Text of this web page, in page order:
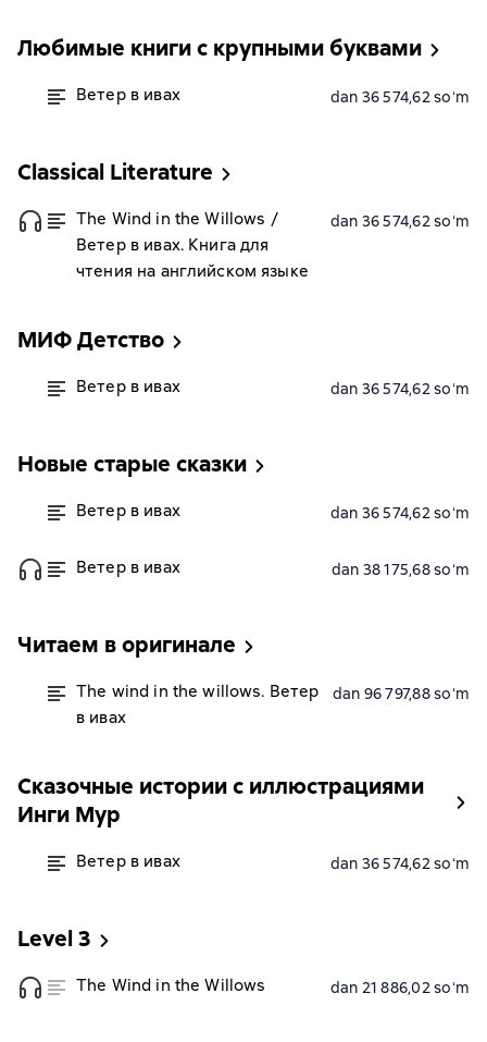
Любимые книги с крупными буквами
Ветер в ивах dan 36 574,62 soʻm
Classiсal Literature
The Wind in the Willows /
Ветер в ивах. Книга для
чтения на английском языке
dan 36 574,62 soʻm
МИФ Детство
Ветер в ивах dan 36 574,62 soʻm
Новые старые сказки
Ветер в ивах dan 36 574,62 soʻm
Ветер в ивах dan 38 175,68 soʻm
Читаем в оригинале
The wind in the willows. Ветер
в ивах
dan 96 797,88 soʻm
Сказочные истории с иллюстрациями
Инги Мур
Ветер в ивах dan 36 574,62 soʻm
Level 3
The Wind in the Willows dan 21 886,02 soʻm